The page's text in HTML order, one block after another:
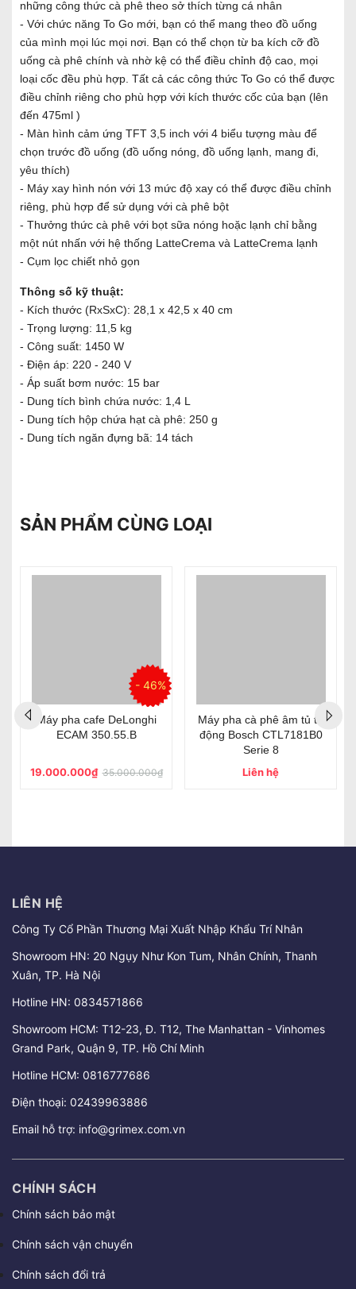
những công thức cà phê theo sở thích từng cá nhân
- Với chức năng To Go mới, bạn có thể mang theo đồ uống
của mình mọi lúc mọi nơi. Bạn có thể chọn từ ba kích cỡ đồ
uống cà phê chính và nhờ kệ có thể điều chỉnh độ cao, mọi
loại cốc đều phù hợp. Tất cả các công thức To Go có thể được
điều chỉnh riêng cho phù hợp với kích thước cốc của bạn (lên
đến 475ml )
- Màn hình cảm ứng TFT 3,5 inch với 4 biểu tượng màu để
chọn trước đồ uống (đồ uống nóng, đồ uống lạnh, mang đi,
yêu thích)
- Máy xay hình nón với 13 mức độ xay có thể được điều chỉnh
riêng, phù hợp để sử dụng với cà phê bột
- Thưởng thức cà phê với bọt sữa nóng hoặc lạnh chỉ bằng
một nút nhấn với hệ thống LatteCrema và LatteCrema lạnh
- Cụm lọc chiết nhỏ gọn
Thông số kỹ thuật:
- Kích thước (RxSxC): 28,1 x 42,5 x 40 cm
- Trọng lượng: 11,5 kg
- Công suất: 1450 W
- Điện áp: 220 - 240 V
- Áp suất bơm nước: 15 bar
- Dung tích bình chứa nước: 1,4 L
- Dung tích hộp chứa hạt cà phê: 250 g
- Dung tích ngăn đựng bã: 14 tách
SẢN PHẨM CÙNG LOẠI
- 46%
Máy pha cafe DeLonghi
ECAM 350.55.B
19.000.000₫35.000.000₫
Máy pha cà phê âm tủ tự
động Bosch CTL7181B0
Serie 8
Liên hệ
LIÊN HỆ
Công Ty Cổ Phần Thương Mại Xuất Nhập Khẩu Trí Nhân
Showroom HN: 20 Ngụy Như Kon Tum, Nhân Chính, Thanh
Xuân, TP. Hà Nội
Hotline HN: 0834571866
Showroom HCM: T12-23, Đ. T12, The Manhattan - Vinhomes
Grand Park, Quận 9, TP. Hồ Chí Minh
Hotline HCM: 0816777686
Điện thoại: 02439963886
Email hỗ trợ: info@grimex.com.vn
CHÍNH SÁCH
Chính sách bảo mật
Chính sách vận chuyển
Chính sách đổi trả